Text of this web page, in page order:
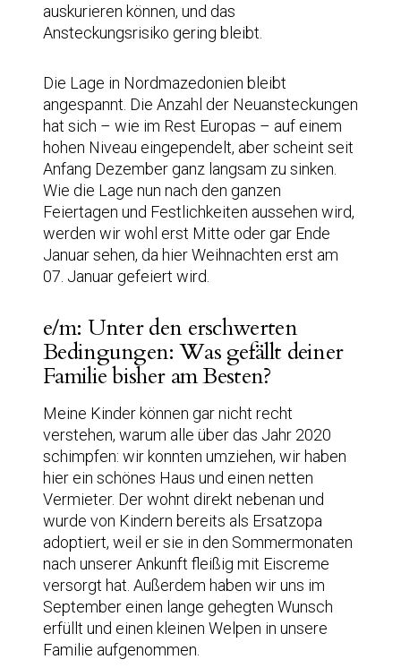
auskurieren können, und das
Ansteckungsrisiko gering bleibt.
Die Lage in Nordmazedonien bleibt
angespannt. Die Anzahl der Neuansteckungen
hat sich – wie im Rest Europas – auf einem
hohen Niveau eingependelt, aber scheint seit
Anfang Dezember ganz langsam zu sinken.
Wie die Lage nun nach den ganzen
Feiertagen und Festlichkeiten aussehen wird,
werden wir wohl erst Mitte oder gar Ende
Januar sehen, da hier Weihnachten erst am
07. Januar gefeiert wird.
e/m: Unter den erschwerten
Bedingungen: Was gefällt deiner
Familie bisher am Besten?
Meine Kinder können gar nicht recht
verstehen, warum alle über das Jahr 2020
schimpfen: wir konnten umziehen, wir haben
hier ein schönes Haus und einen netten
Vermieter. Der wohnt direkt nebenan und
wurde von Kindern bereits als Ersatzopa
adoptiert, weil er sie in den Sommermonaten
nach unserer Ankunft fleißig mit Eiscreme
versorgt hat. Außerdem haben wir uns im
September einen lange gehegten Wunsch
erfüllt und einen kleinen Welpen in unsere
Familie aufgenommen.